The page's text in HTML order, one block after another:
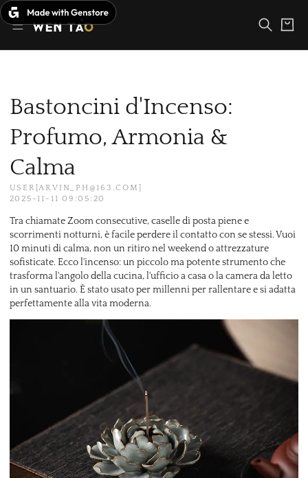
Vai
al
contenuto
Carrello
Bastoncini d'Incenso:
Profumo, Armonia &
Calma
USER[ARVIN_PH@163.COM]
2025-11-11 09:05:20
Tra chiamate Zoom consecutive, caselle di posta piene e
scorrimenti notturni, è facile perdere il contatto con se stessi. Vuoi
10 minuti di calma, non un ritiro nel weekend o attrezzature
sofisticate. Ecco l'incenso: un piccolo ma potente strumento che
trasforma l'angolo della cucina, l'ufficio a casa o la camera da letto
in un santuario. È stato usato per millenni per rallentare e si adatta
perfettamente alla vita moderna.